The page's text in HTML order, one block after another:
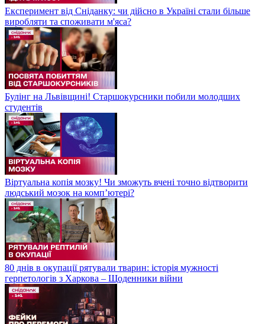
Експеримент від Сніданку: чи дійсно в Україні стали більше
виробляти та споживати м'яса?
Булінг на Львівщині! Старшокурсники побили молодших
студентів
Віртуальна копія мозку! Чи зможуть вчені точно відтворити
людський мозок на компʼютері?
80 днів в окупації рятували тварин: історія мужності
герпетологів з Харкова – Щоденники війни